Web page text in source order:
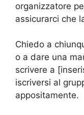
organizzatore
assicurarci che
Chiedo a
o a dare una
scrivere a
iscriversi al
appositamente.